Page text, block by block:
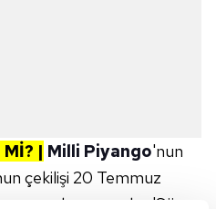
Mİ? | Milli Piyango'nun
çekilişi 20 Temmuz
oyunları sevenler 'Süper